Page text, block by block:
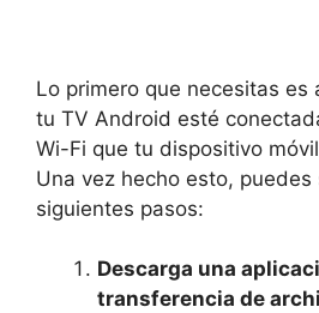
Lo primero que necesitas es
tu TV Android esté
Wi-Fi que tu dispositivo
Una vez hecho esto, puedes
siguientes pasos:
Descarga una
transferencia de